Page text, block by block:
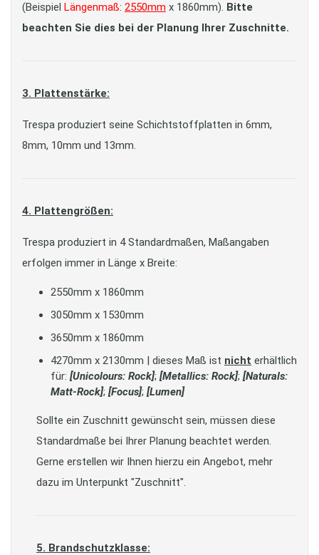
(Beispiel Längenmaß: 2550mm x 1860mm). Bitte
beachten Sie dies bei der Planung Ihrer Zuschnitte.
3. Plattenstärke:
Trespa produziert seine Schichtstoffplatten in 6mm,
8mm, 10mm und 13mm.
4. Plattengrößen:
Trespa produziert in 4 Standardmaßen, Maßangaben
erfolgen immer in Länge x Breite:
2550mm x 1860mm
3050mm x 1530mm
3650mm x 1860mm
4270mm x 2130mm | dieses Maß ist nicht erhältlich
für: [Unicolours: Rock]; [Metallics: Rock]; [Naturals:
Matt-Rock]; [Focus]; [Lumen]
Sollte ein Zuschnitt gewünscht sein, müssen diese
Standardmaße bei Ihrer Planung beachtet werden.
Gerne erstellen wir Ihnen hierzu ein Angebot, mehr
dazu im Unterpunkt "Zuschnitt".
5. Brandschutzklasse: